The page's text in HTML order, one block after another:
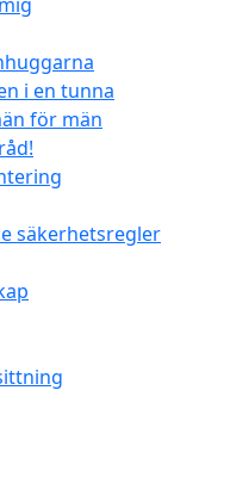
i en tunna
för män
säkerhetsregler